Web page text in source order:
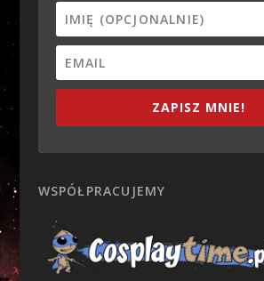
ZAPISZ MNIE!
WSPÓŁPRACUJEMY